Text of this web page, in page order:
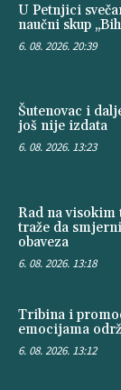
U Petnjici
naučni skup
6. 08. 2026. 20:39
Šutenovac i
još nije izdata
6. 08. 2026. 13:23
Rad na
traže da
obaveza
6. 08. 2026. 13:18
Tribina i
emocijama
6. 08. 2026. 13:12